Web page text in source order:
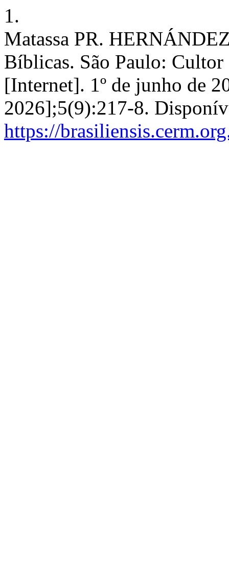
1.
Matassa PR.
Bíblicas. São Paulo:
[Internet]. 1º de junho de
2026];5(9):217-8.
https://